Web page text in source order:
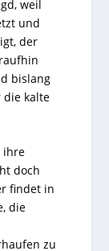
weil
und
der
bislang
die kalte
ihre
doch
findet in
die
zu